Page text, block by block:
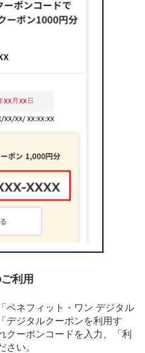
利用
ベネフィット・ワン デジタル
デジタルクーポンを利用す
クーポンコードを入力、「利
さい。